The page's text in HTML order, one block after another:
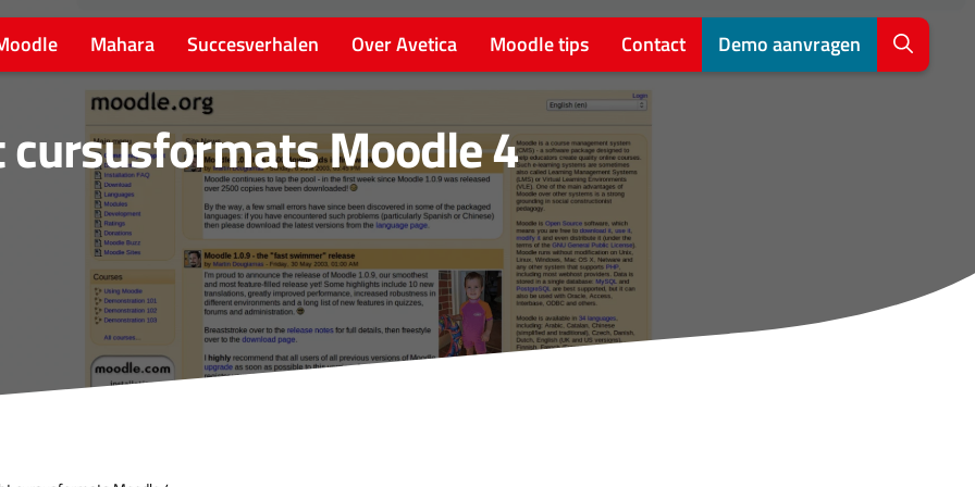
Mahara Succesverhalen Over Avetica Moodle tips Contact Demo aanvragen
cursusformats Moodle 4